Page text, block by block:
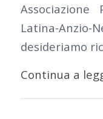
Latina-
desideriamo
Continua a